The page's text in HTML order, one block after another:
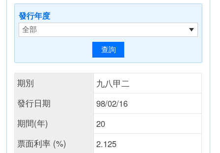
發行年度
期別
九八甲二
發行日期
98/02/16
期間(年)
20
票面利率 (%)
2.125